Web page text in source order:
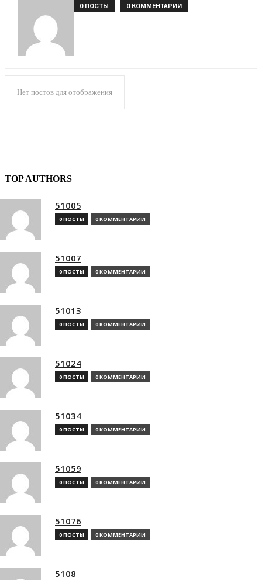
0 ПОСТЫ 0 КОММЕНТАРИИ
Нет постов для отображения
TOP AUTHORS
51005
0 ПОСТЫ 0 КОММЕНТАРИИ
51007
0 ПОСТЫ 0 КОММЕНТАРИИ
51013
0 ПОСТЫ 0 КОММЕНТАРИИ
51024
0 ПОСТЫ 0 КОММЕНТАРИИ
51034
0 ПОСТЫ 0 КОММЕНТАРИИ
51059
0 ПОСТЫ 0 КОММЕНТАРИИ
51076
0 ПОСТЫ 0 КОММЕНТАРИИ
5108